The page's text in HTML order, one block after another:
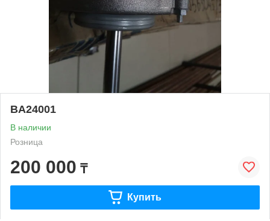
BA24001
В наличии
Розница
200 000 ₸
Купить